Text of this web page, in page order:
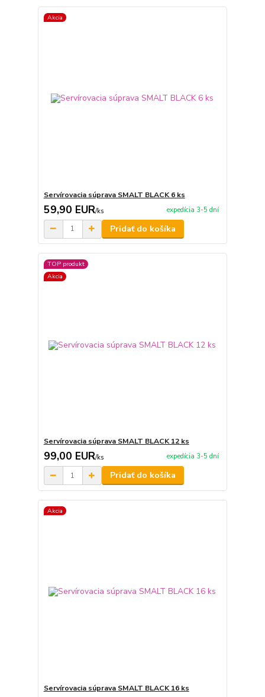
Akcia
Servírovacia súprava SMALT BLACK 6 ks
59,90 EUR/ks expedícia 3-5 dní
Pridať do košíka
TOP produkt
Akcia
Servírovacia súprava SMALT BLACK 12 ks
99,00 EUR/ks expedícia 3-5 dní
Pridať do košíka
Akcia
Servírovacia súprava SMALT BLACK 16 ks